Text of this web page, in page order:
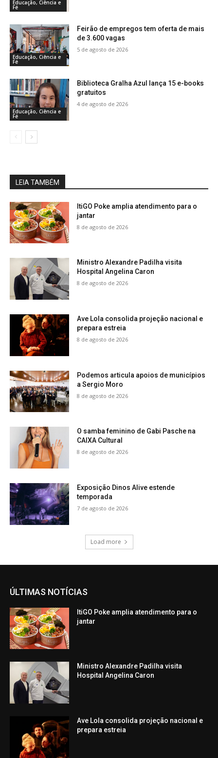
Educação, Ciência e
Fé
Educação, Ciência e
Fé
Feirão de empregos tem oferta de mais
de 3.600 vagas
5 de agosto de 2026
Educação, Ciência e
Fé
Biblioteca Gralha Azul lança 15 e-books
gratuitos
4 de agosto de 2026
LEIA TAMBÉM
ItiGO Poke amplia atendimento para o
jantar
8 de agosto de 2026
Ministro Alexandre Padilha visita
Hospital Angelina Caron
8 de agosto de 2026
Ave Lola consolida projeção nacional e
prepara estreia
8 de agosto de 2026
Podemos articula apoios de municípios
a Sergio Moro
8 de agosto de 2026
O samba feminino de Gabi Pasche na
CAIXA Cultural
8 de agosto de 2026
Exposição Dinos Alive estende
temporada
7 de agosto de 2026
Load more
ÚLTIMAS NOTÍCIAS
ItiGO Poke amplia atendimento para o
jantar
Ministro Alexandre Padilha visita
Hospital Angelina Caron
Ave Lola consolida projeção nacional e
prepara estreia